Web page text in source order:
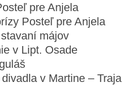
pre Anjela
Posteľ pre Anjela
májov
v Lipt. Osade
v Martine –